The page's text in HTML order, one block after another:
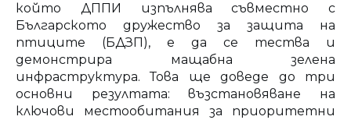
който ДППИ изпълнява съвместно с
Българското дружество за защита на
птиците (БДЗП), е да се тества и
демонстрира мащабна зелена
инфраструктура. Това ще доведе до три
основни резултата: възстановяване на
ключови местообитания за приоритетни